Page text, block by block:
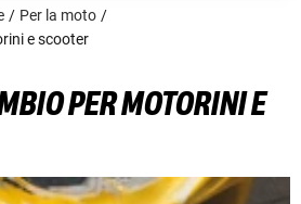
Per la moto
e scooter
PER MOTORINI E